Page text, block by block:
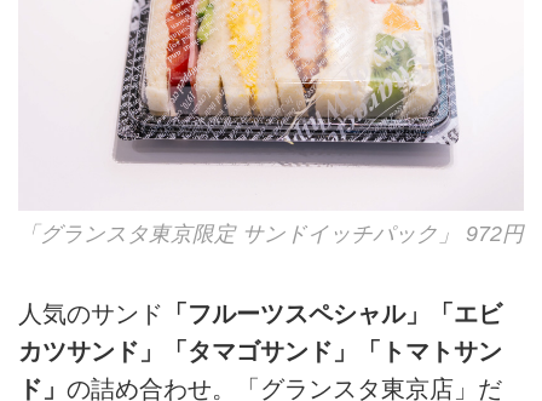
「グランスタ東京限定 サンドイッチパック」 972円
人気のサンド 「フルーツスペシャル」「エビ
カツサンド」「タマゴサンド」「トマトサン
ド」 の詰め合わせ。「グランスタ東京店」だ